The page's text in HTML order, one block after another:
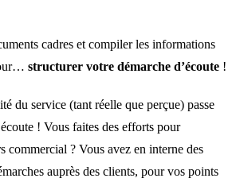
cadres et compiler les informations
structurer votre démarche d’écoute !
du service (tant réelle que perçue) passe
! Vous faites des efforts pour
commercial ? Vous avez en interne des
auprès des clients, pour vos points